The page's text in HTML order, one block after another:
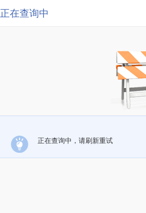
正在查询中
正在查询中，请刷新重试